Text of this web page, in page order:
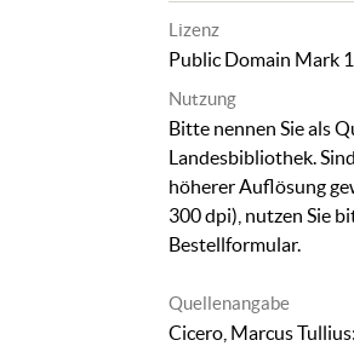
Lizenz
Public Domain Mark
Nutzung
Bitte nennen Sie als
Landesbibliothek.
höherer Auflösung
300 dpi), nutzen Sie
Bestellformular.
Quellenangabe
Cicero, Marcus